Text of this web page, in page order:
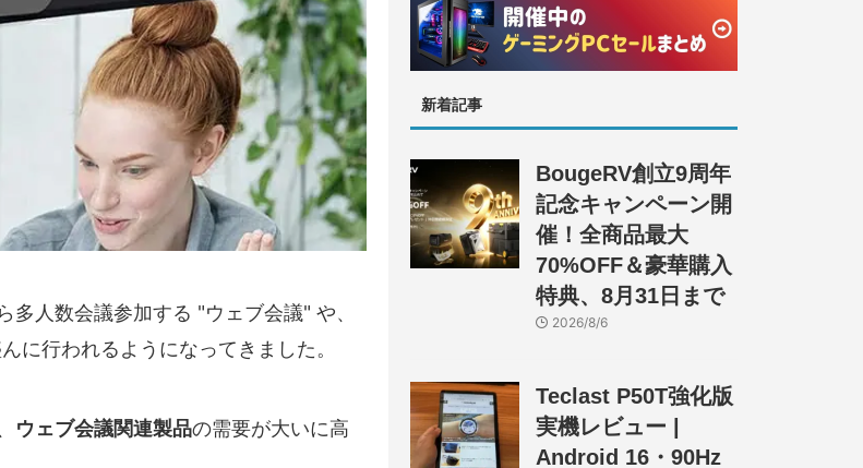
人数会議参加する "ウェブ会議" や、
に行われるようになってきました。
ウェブ会議関連製品の需要が大いに高
セール情報まと
め
新着記事
BougeRV創立9周年
記念キャンペーン開
催！全商品最大
70%OFF＆豪華購入
特典、8月31日まで
2026/8/6
Teclast P50T強化版
実機レビュー |
Android 16・90Hz